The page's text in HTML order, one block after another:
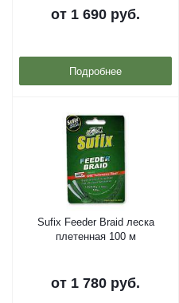
от 1 690 руб.
Подробнее
Sufix Feeder Braid леска
плетенная 100 м
от 1 780 руб.